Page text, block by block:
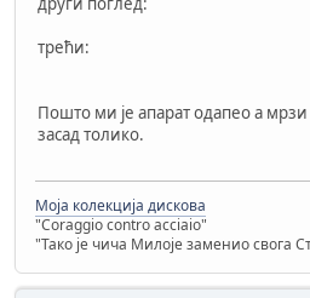
трећи:
Пошто ми је апарат одапео а
засад толико.
Моја колекција дискова
"Coraggio contro acciaio"
"Тако је чича Милоје заменио свога